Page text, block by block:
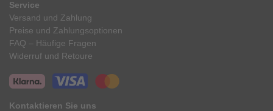
Service
Versand und Zahlung
Preise und Zahlungsoptionen
FAQ – Häufige Fragen
Widerruf und Retoure
Kontaktieren Sie uns